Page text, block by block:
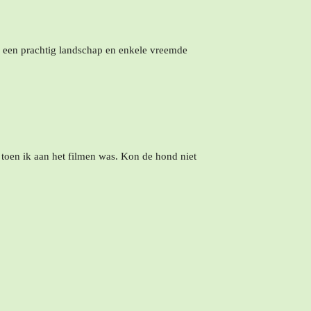
prachtig landschap en enkele vreemde
ik aan het filmen was. Kon de hond niet